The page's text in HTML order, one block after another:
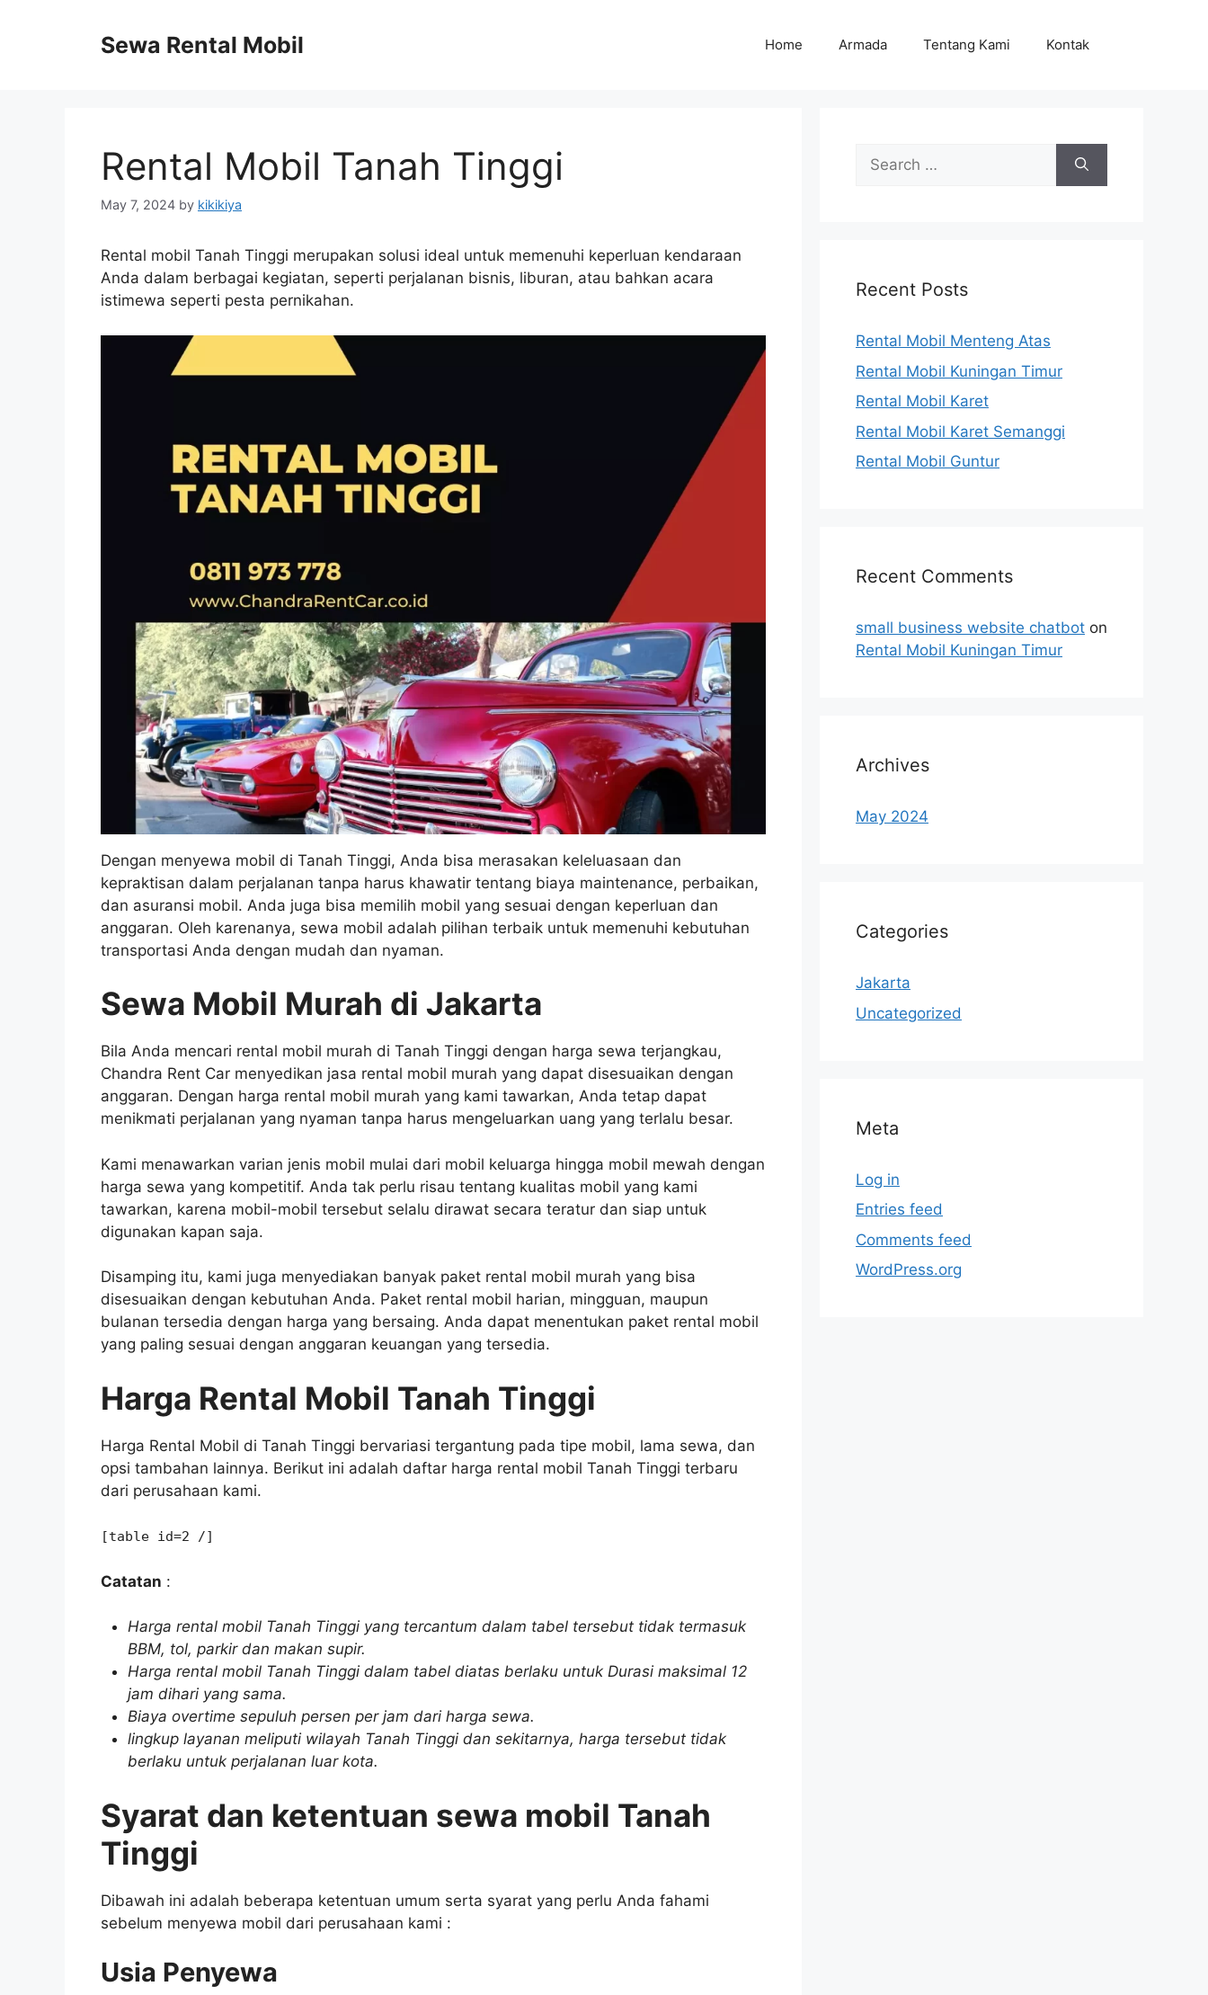
Sewa Rental Mobil Home Armada Tentang Kami Kontak
Rental Mobil Tanah Tinggi
May 7, 2024 by kikikiya
Rental mobil Tanah Tinggi merupakan solusi ideal untuk memenuhi keperluan kendaraan
Anda dalam berbagai kegiatan, seperti perjalanan bisnis, liburan, atau bahkan acara
istimewa seperti pesta pernikahan.
Dengan menyewa mobil di Tanah Tinggi, Anda bisa merasakan keleluasaan dan
kepraktisan dalam perjalanan tanpa harus khawatir tentang biaya maintenance, perbaikan,
dan asuransi mobil. Anda juga bisa memilih mobil yang sesuai dengan keperluan dan
anggaran. Oleh karenanya, sewa mobil adalah pilihan terbaik untuk memenuhi kebutuhan
transportasi Anda dengan mudah dan nyaman.
Sewa Mobil Murah di Jakarta
Bila Anda mencari rental mobil murah di Tanah Tinggi dengan harga sewa terjangkau,
Chandra Rent Car menyedikan jasa rental mobil murah yang dapat disesuaikan dengan
anggaran. Dengan harga rental mobil murah yang kami tawarkan, Anda tetap dapat
menikmati perjalanan yang nyaman tanpa harus mengeluarkan uang yang terlalu besar.
Kami menawarkan varian jenis mobil mulai dari mobil keluarga hingga mobil mewah dengan
harga sewa yang kompetitif. Anda tak perlu risau tentang kualitas mobil yang kami
tawarkan, karena mobil-mobil tersebut selalu dirawat secara teratur dan siap untuk
digunakan kapan saja.
Disamping itu, kami juga menyediakan banyak paket rental mobil murah yang bisa
disesuaikan dengan kebutuhan Anda. Paket rental mobil harian, mingguan, maupun
bulanan tersedia dengan harga yang bersaing. Anda dapat menentukan paket rental mobil
yang paling sesuai dengan anggaran keuangan yang tersedia.
Harga Rental Mobil Tanah Tinggi
Harga Rental Mobil di Tanah Tinggi bervariasi tergantung pada tipe mobil, lama sewa, dan
opsi tambahan lainnya. Berikut ini adalah daftar harga rental mobil Tanah Tinggi terbaru
dari perusahaan kami.
[table id=2 /]
Catatan :
Harga rental mobil Tanah Tinggi yang tercantum dalam tabel tersebut tidak termasuk
BBM, tol, parkir dan makan supir.
Harga rental mobil Tanah Tinggi dalam tabel diatas berlaku untuk Durasi maksimal 12
jam dihari yang sama.
Biaya overtime sepuluh persen per jam dari harga sewa.
lingkup layanan meliputi wilayah Tanah Tinggi dan sekitarnya, harga tersebut tidak
berlaku untuk perjalanan luar kota.
Syarat dan ketentuan sewa mobil Tanah
Tinggi
Dibawah ini adalah beberapa ketentuan umum serta syarat yang perlu Anda fahami
sebelum menyewa mobil dari perusahaan kami :
Usia Penyewa
Search
for:
Recent Posts
Rental Mobil Menteng Atas
Rental Mobil Kuningan Timur
Rental Mobil Karet
Rental Mobil Karet Semanggi
Rental Mobil Guntur
Recent Comments
small business website chatbot on
Rental Mobil Kuningan Timur
Archives
May 2024
Categories
Jakarta
Uncategorized
Meta
Log in
Entries feed
Comments feed
WordPress.org